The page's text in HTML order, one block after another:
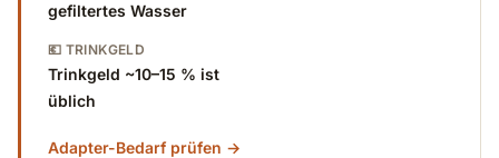
gefiltertes Wasser
💶 TRINKGELD
Trinkgeld ~10–15 % ist
üblich
Adapter-Bedarf prüfen →